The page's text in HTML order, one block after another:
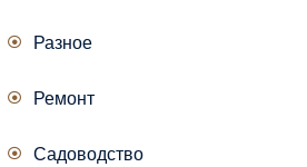
Разное
Ремонт
Садоводство